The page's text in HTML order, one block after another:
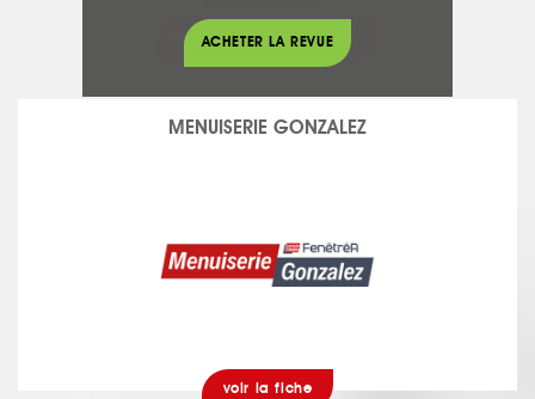
Maçonnerie / Gros oeuvre
MENUISERIE GONZALEZ
voir la fiche
ACHETER LA REVUE